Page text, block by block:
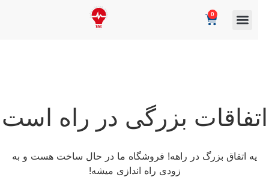
بزرگی در راه است
یه اتفاق بزرگ در راهه! فروشگاه ما در حال ساخت هست و به
زودی راه اندازی میشه!